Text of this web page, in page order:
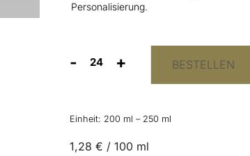
Personalisierung.
-
Getränkedosen
+ BESTELLEN
Einheit: 200 ml – 250 ml
1,28€ /100 ml